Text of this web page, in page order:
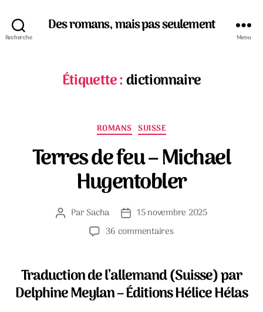
Recherche
Des romans, mais pas seulement
Menu
Étiquette :dictionnaire
Catégories
ROMANS SUISSE
Terres de feu – Michael
Hugentobler
Auteur
ParSacha
Date
de
l’article
15 novembre 2025
36 commentairessur
feu
–
Michael
Traduction de l’allemand (Suisse) par
Delphine Meylan – Éditions Hélice Hélas